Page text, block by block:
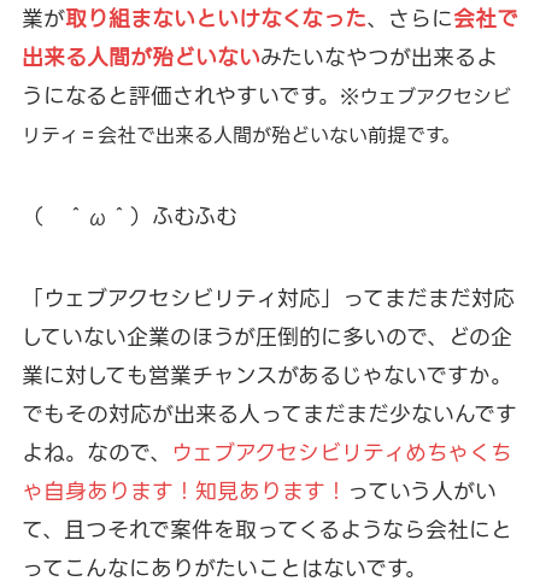
業が取り組まないといけなくなった、さらに会社で
出来る人間が殆どいないみたいなやつが出来るよ
うになると評価されやすいです。 ※ウェブアクセシビ
リティ＝会社で出来る人間が殆どいない前提です。
（ ＾ω＾）ふむふむ
「ウェブアクセシビリティ対応」ってまだまだ対応
していない企業のほうが圧倒的に多いので、どの企
業に対しても営業チャンスがあるじゃないですか。
でもその対応が出来る人ってまだまだ少ないんです
よね。なので、 ウェブアクセシビリティめちゃくち
ゃ自身あります！知見あります！ っていう人がい
て、且つそれで案件を取ってくるようなら会社にと
ってこんなにありがたいことはないです。